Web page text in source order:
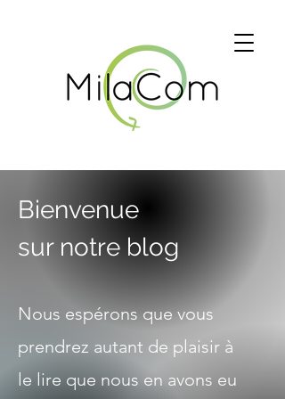
Bienvenue
sur notre blog
Nous espérons que vous
prendrez autant de plaisir à
le lire que nous en avons eu